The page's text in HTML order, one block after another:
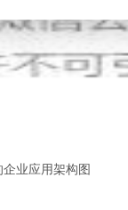
业应用架构图